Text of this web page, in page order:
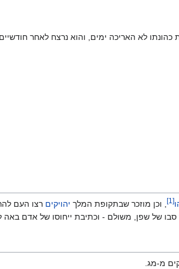
לא האריכה ימים, והוא נרצח לאחר
[
1
], וכן מוזכר שבתקופת המלך יהויקים רצו העם
של שפן, משולם - וכתיבת ייחוסו של אדם באה
מ-מג.